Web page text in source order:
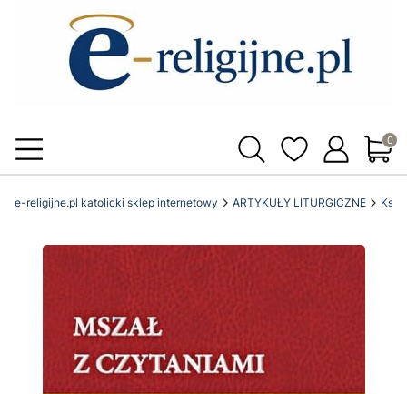
e-religijne.pl katolicki sklep internetowy ARTYKUŁY LITURGICZNE